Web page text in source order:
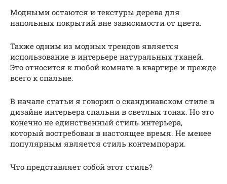
Модными остаются и текстуры дерева для
напольных покрытий вне зависимости от цвета.
Также одним из модных трендов является
использование в интерьере натуральных тканей.
Это относится к любой комнате в квартире и прежде
всего к спальне.
В начале статьи я говорил о скандинавском стиле в
дизайне интерьера спальни в светлых тонах. Но это
конечно не единственный стиль интерьера,
который востребован в настоящее время. Не менее
популярным является стиль контемпорари.
Что представляет собой этот стиль?